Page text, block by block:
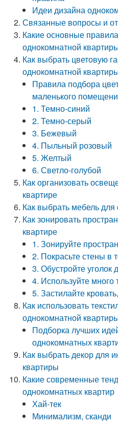
Идеи дизайна
Связанные вопросы и
Какие основные
однокомнатной
Как выбрать цветовую
однокомнатной
Правила подбора
маленького
1. Темно-синий
2. Темно-серый
3. Бежевый
4. Пыльный розовый
5. Желтый
6. Светло-голубой
Как организовать
квартире
Как выбрать мебель
Как зонировать
квартире
1. Зонируйте
2. Покрасьте стены в
3. Обустройте уголок
4. Используйте много
5. Застилайте
Как использовать
однокомнатной
Подборка лучших
однокомнатных
Как выбрать декор для
квартиры
Какие современные
однокомнатных квартир
Хай-тек
Минимализм, сканди